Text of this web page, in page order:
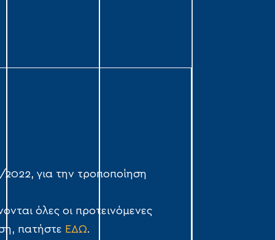
για την τροποποίηση
όλες οι προτεινόμενες
πατήστε ΕΔΩ.